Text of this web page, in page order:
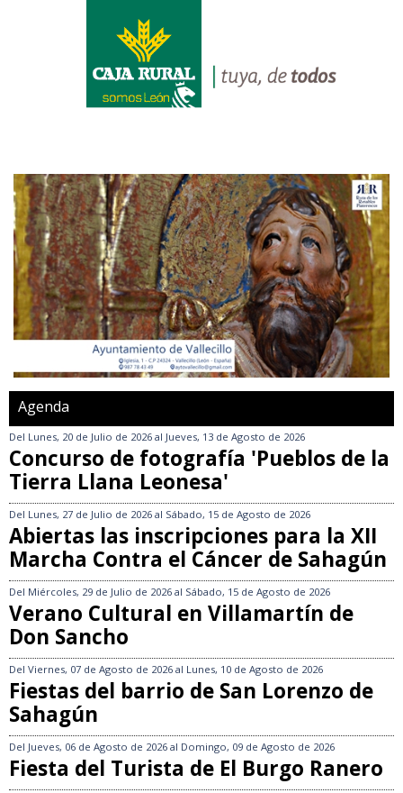
Agenda
Del Lunes, 20 de Julio de 2026 al Jueves, 13 de Agosto de 2026
Concurso de fotografía 'Pueblos de la
Tierra Llana Leonesa'
Del Lunes, 27 de Julio de 2026 al Sábado, 15 de Agosto de 2026
Abiertas las inscripciones para la XII
Marcha Contra el Cáncer de Sahagún
Del Miércoles, 29 de Julio de 2026 al Sábado, 15 de Agosto de 2026
Verano Cultural en Villamartín de
Don Sancho
Del Viernes, 07 de Agosto de 2026 al Lunes, 10 de Agosto de 2026
Fiestas del barrio de San Lorenzo de
Sahagún
Del Jueves, 06 de Agosto de 2026 al Domingo, 09 de Agosto de 2026
Fiesta del Turista de El Burgo Ranero